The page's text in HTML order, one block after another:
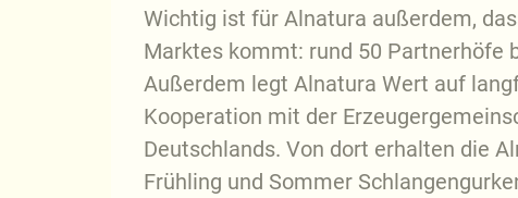
Wichtig ist für Alnatura außerdem,
Marktes kommt: rund 50 Partnerhöfe
Außerdem legt Alnatura Wert auf
Kooperation mit der
Deutschlands. Von dort erhalten die
Frühling und Sommer